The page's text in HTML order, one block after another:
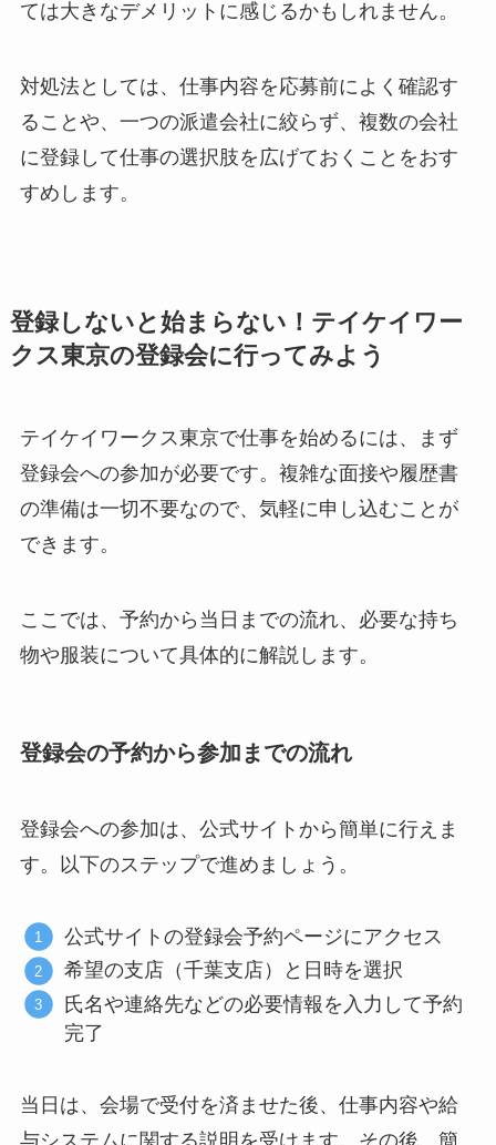
ては大きなデメリットに感じるかもしれません。
対処法としては、仕事内容を応募前によく確認す
ることや、一つの派遣会社に絞らず、複数の会社
に登録して仕事の選択肢を広げておくことをおす
すめします。
登録しないと始まらない！テイケイワー
クス東京の登録会に行ってみよう
テイケイワークス東京で仕事を始めるには、まず
登録会への参加が必要です。複雑な面接や履歴書
の準備は一切不要なので、気軽に申し込むことが
できます。
ここでは、予約から当日までの流れ、必要な持ち
物や服装について具体的に解説します。
登録会の予約から参加までの流れ
登録会への参加は、公式サイトから簡単に行えま
す。以下のステップで進めましょう。
公式サイトの登録会予約ページにアクセス
希望の支店（千葉支店）と日時を選択
氏名や連絡先などの必要情報を入力して予約
完了
当日は、会場で受付を済ませた後、仕事内容や給
与システムに関する説明を受けます。その後、簡